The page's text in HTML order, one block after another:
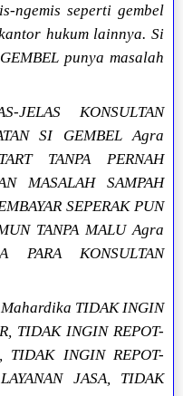
ngemis seperti gembel
hukum lainnya. Si
punya masalah
JELAS KONSULTAN
SI GEMBEL Agra
TANPA PERNAH
MASALAH SAMPAH
SEPERAK PUN
TANPA MALU Agra
PARA KONSULTAN
TIDAK INGIN
TIDAK INGIN REPOT-
TIDAK INGIN REPOT-
JASA, TIDAK